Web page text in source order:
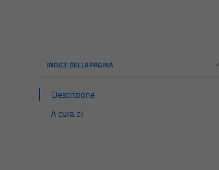
INDICE DELLA PAGINA
Descrizione
A cura di